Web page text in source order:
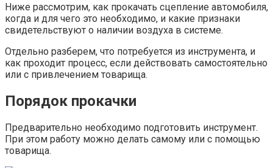
Ниже рассмотрим, как прокачать сцепление автомобиля,
когда и для чего это необходимо, и какие признаки
свидетельствуют о наличии воздуха в системе.
Отдельно разберем, что потребуется из инструмента, и
как проходит процесс, если действовать самостоятельно
или с привлечением товарища.
Порядок прокачки
Предварительно необходимо подготовить инструмент.
При этом работу можно делать самому или с помощью
товарища.